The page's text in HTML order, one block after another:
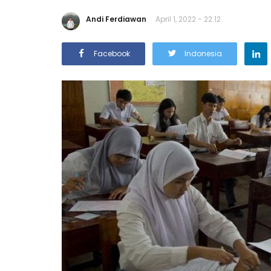
Andi Ferdiawan April 1, 2022 - 22:12
Facebook Indonesia